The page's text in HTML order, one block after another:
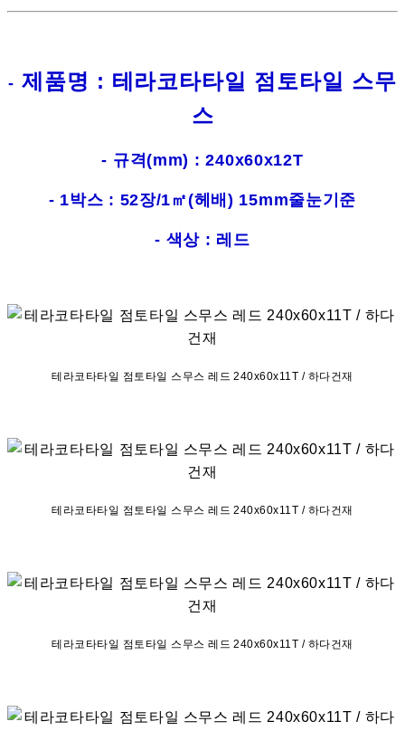
- 제품명 : 테라코타타일 점토타일 스무
스
- 규격(mm) : 240x60x12T
- 1박스 : 52장/1㎡(헤배) 15mm줄눈기준
- 색상 : 레드
테라코타타일 점토타일 스무스 레드 240x60x11T / 하다건재
테라코타타일 점토타일 스무스 레드 240x60x11T / 하다건재
테라코타타일 점토타일 스무스 레드 240x60x11T / 하다건재